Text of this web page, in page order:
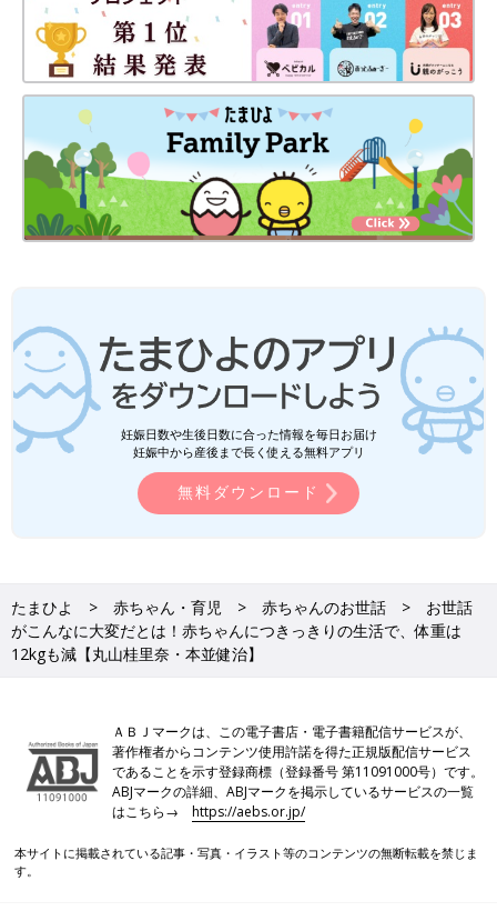
た。2〜3時間、娘を預かってもらって自分の時間ができることは
すごくありがたいです。
SNSでは「子どもを置いて出かけるなんて」と意見されることも
あります。でも、娘の成長を考えると、私1人で育てるよりいろ
んな大人に育てられたほうがいいんじゃないかと思うんです。家
庭に違う世代の人がいること、おばあちゃんとおじいちゃんと接
する機会がたくさんあることは、娘にとってきっといいことだと
思っています。育児って決まった答えがあるわけじゃなく、それ
ぞれのママやパパと赤ちゃんにとって合っていると感じることな
【今月の本並さん】娘にたくさん話しかけています
本並さんは「あやしのプロ」。娘にデレデレです。
1カ月半を過ぎたころから、娘が声を出して笑うようになってき
ました。朝、仕事に行く前に娘が起きていたら、たくさん話しか
けています。娘は機嫌がいいといろんな声を出してくれるので、
夜中の授乳などのお世話は妻が担当してくれていて、僕は妻と娘
妊娠日数や生後日数に合った情報を毎日お届け
妊娠中から産後まで長く使える無料アプリ
無料ダウンロード
たまひよ 赤ちゃん・育児 赤ちゃんのお世話
お世話
がこんなに大変だとは！赤ちゃんにつきっきりの生活で、体重は
12kgも減【丸山桂里奈・本並健治】
ＡＢＪマークは、この電子書店・電子書籍配信サービスが、
著作権者からコンテンツ使用許諾を得た正規版配信サービス
であることを示す登録商標（登録番号 第11091000号）です。
ABJマークの詳細、ABJマークを掲示しているサービスの一覧
はこちら→https://aebs.or.jp/
本サイトに掲載されている記事・写真・イラスト等のコンテンツの無断転載を禁じま
す。